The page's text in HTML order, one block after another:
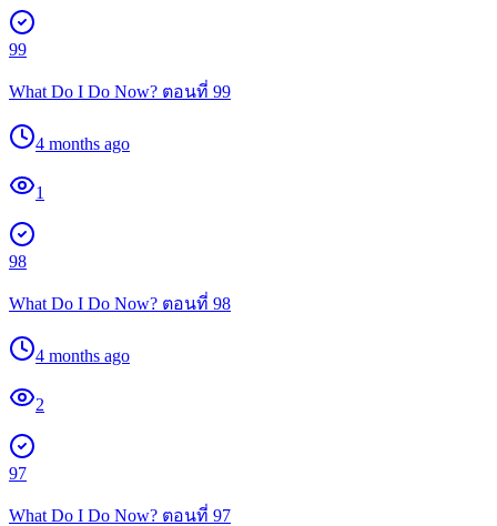
99
What Do I Do Now? ตอนที่ 99
4 months ago
1
98
What Do I Do Now? ตอนที่ 98
4 months ago
2
97
What Do I Do Now? ตอนที่ 97